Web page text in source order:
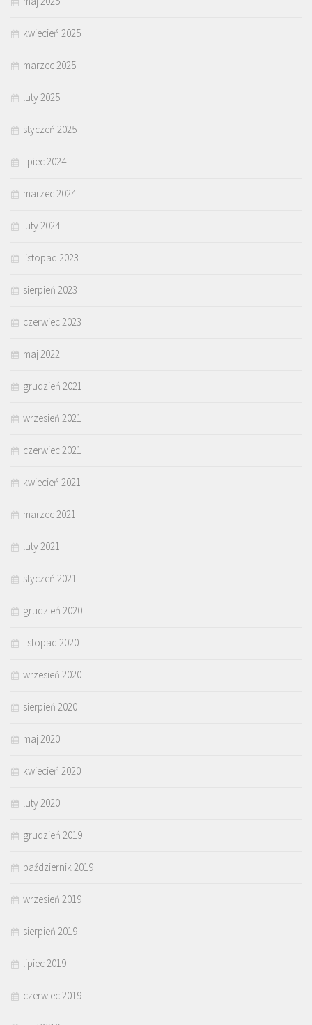
kwiecień 2025
marzec 2025
luty 2025
styczeń 2025
lipiec 2024
marzec 2024
luty 2024
listopad 2023
sierpień 2023
czerwiec 2023
maj 2022
grudzień 2021
wrzesień 2021
czerwiec 2021
kwiecień 2021
marzec 2021
luty 2021
styczeń 2021
grudzień 2020
listopad 2020
wrzesień 2020
sierpień 2020
maj 2020
kwiecień 2020
luty 2020
grudzień 2019
październik 2019
wrzesień 2019
sierpień 2019
lipiec 2019
czerwiec 2019